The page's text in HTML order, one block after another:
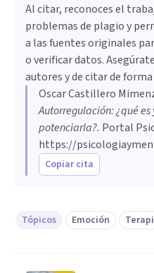
Al citar, reconoces el
problemas de plagio y
a las fuentes originales
o verificar datos.
autores y de citar de forma
Oscar Castillero
Autorregulación: ¿qué
potenciarla?. Portal
https://
Copiar cita
Tópicos Emoción